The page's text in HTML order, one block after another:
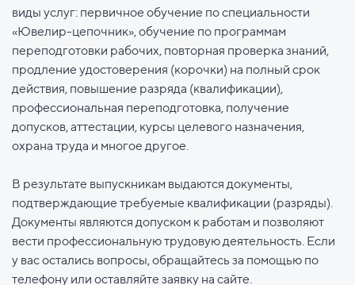
виды услуг: первичное обучение по специальности
«Ювелир-цепочник», обучение по программам
переподготовки рабочих, повторная проверка знаний,
продление удостоверения (корочки) на полный срок
действия, повышение разряда (квалификации),
профессиональная переподготовка, получение
допусков, аттестации, курсы целевого назначения,
охрана труда и многое другое.
В результате выпускникам выдаются документы,
подтверждающие требуемые квалификации (разряды).
Документы являются допуском к работам и позволяют
вести профессиональную трудовую деятельность. Если
у вас остались вопросы, обращайтесь за помощью по
телефону или оставляйте заявку на сайте.